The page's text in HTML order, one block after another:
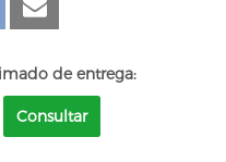
de entrega:
Consultar